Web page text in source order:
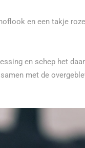
en een takje
en schep het
met de